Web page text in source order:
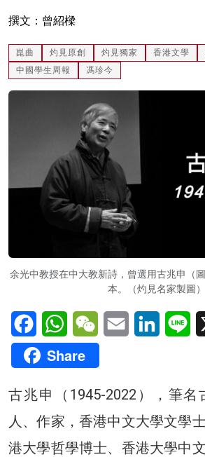
關於我們
撰文：曾紹樑
崑曲 灼見原創 灼見獨家 香港文學
中國學生周報
馮珍今
余光中教授在中大教新詩，曾選用古兆申（
本。（灼見名家製圖）
FacebookWhatsAppWeChatEmail LinkedIn
Share
古兆申（1945-2022），筆
人、作家，香港中文大學文學
港大學哲學博士、香港大學中